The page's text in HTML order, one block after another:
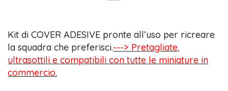
Kit di COVER ADESIVE pronte all’uso per ricreare
la squadra che preferisci.---> Pretagliate,
ultrasottili e compatibili con tutte le miniature in
commercio.